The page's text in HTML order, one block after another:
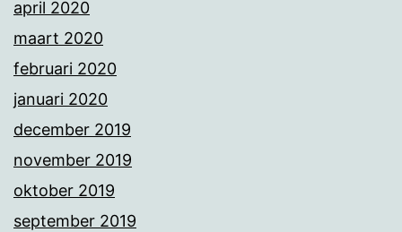
april 2020
maart 2020
februari 2020
januari 2020
december 2019
november 2019
oktober 2019
september 2019